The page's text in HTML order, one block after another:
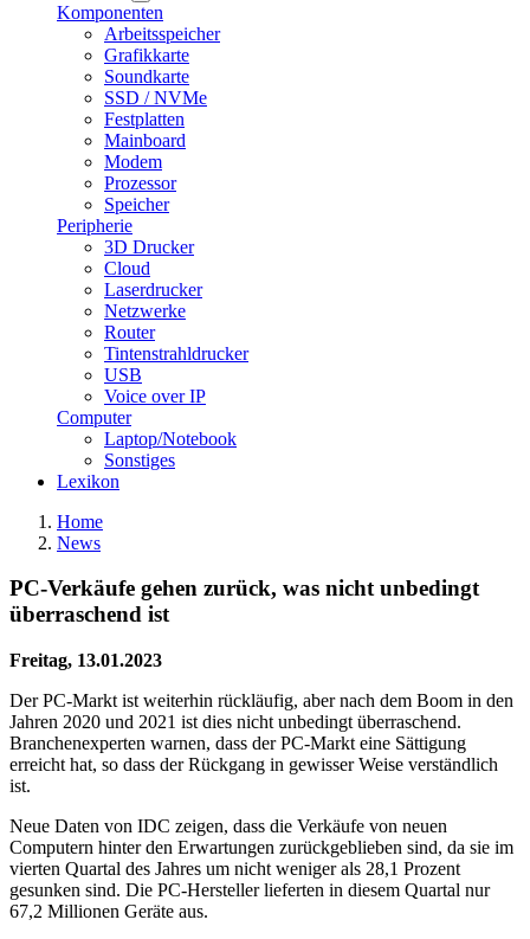
Komponenten
Arbeitsspeicher
Grafikkarte
Soundkarte
SSD / NVMe
Festplatten
Mainboard
Modem
Prozessor
Speicher
Peripherie
3D Drucker
Cloud
Laserdrucker
Netzwerke
Router
Tintenstrahldrucker
USB
Voice over IP
Computer
Laptop/Notebook
Sonstiges
Lexikon
Home
News
PC-Verkäufe gehen zurück, was nicht unbedingt
überraschend ist
Freitag, 13.01.2023
Der PC-Markt ist weiterhin rückläufig, aber nach dem Boom in den
Jahren 2020 und 2021 ist dies nicht unbedingt überraschend.
Branchenexperten warnen, dass der PC-Markt eine Sättigung
erreicht hat, so dass der Rückgang in gewisser Weise verständlich
ist.
Neue Daten von IDC zeigen, dass die Verkäufe von neuen
Computern hinter den Erwartungen zurückgeblieben sind, da sie im
vierten Quartal des Jahres um nicht weniger als 28,1 Prozent
gesunken sind. Die PC-Hersteller lieferten in diesem Quartal nur
67,2 Millionen Geräte aus.